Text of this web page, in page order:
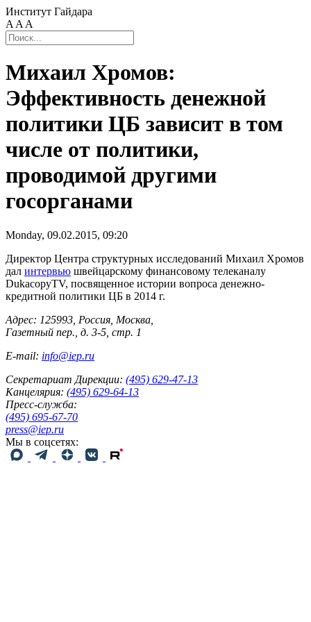
Институт Гайдара
A A A
Михаил Хромов:
Эффективность денежной
политики ЦБ зависит в том
числе от политики,
проводимой другими
госорганами
Monday, 09.02.2015, 09:20
Директор Центра структурных исследований Михаил Хромов
дал интервью швейцарскому финансовому телеканалу
DukacopyTV, посвященное истории вопроса денежно-
кредитной политики ЦБ в 2014 г.
Адрес: 125993, Россия, Москва,
Газетный пер., д. 3-5, стр. 1
E-mail: info@iep.ru
Секретариат Дирекции: (495) 629-47-13
Канцелярия: (495) 629-64-13
Пресс-служба:
(495) 695-67-70
press@iep.ru
Мы в соцсетях: